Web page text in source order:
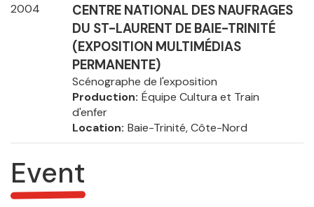
2004
CENTRE NATIONAL DES NAUFRAGES
DU ST-LAURENT DE BAIE-TRINITÉ
(EXPOSITION MULTIMÉDIAS
PERMANENTE)
Scénographe de l'exposition
Production Équipe Cultura et Train
d'enfer
Location Baie-Trinité, Côte-Nord
Event